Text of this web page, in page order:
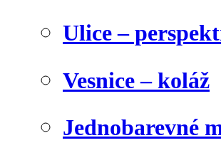
Ulice –
Vesnice – koláž
Jednobarevné